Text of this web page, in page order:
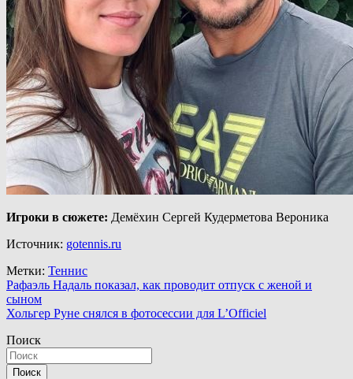
Игроки в сюжете: Демёхин Сергей Кудерметова Вероника
Источник: gotennis.ru
Метки: Теннис
Навигация
по
Рафаэль Надаль показал, как проводит отпуск с женой и
сыном
Хольгер Руне снялся в фотосессии для L’Officiel
Поиск
Поиск